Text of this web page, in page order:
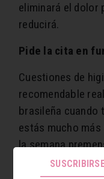
eliminará el dolor
reducirá.
Pide la cita en
Cuestiones de
recomendable
brasileña cuando
estás mucho
la semana
pedir tu cita en